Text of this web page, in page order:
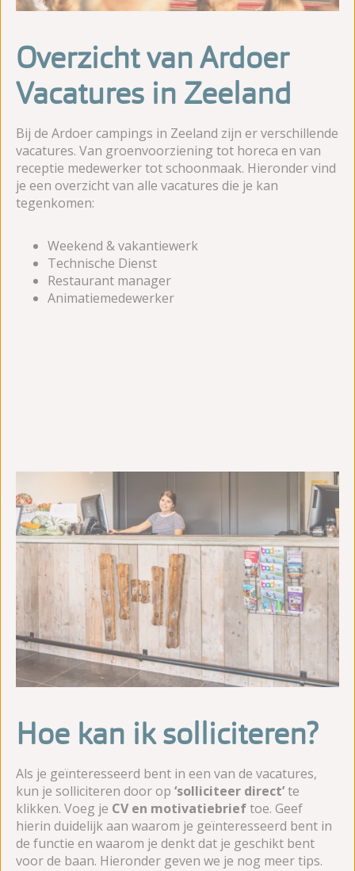
Overzicht van Ardoer
Vacatures in Zeeland
Bij de Ardoer campings in Zeeland zijn er verschillende
vacatures. Van groenvoorziening tot horeca en van
receptie medewerker tot schoonmaak. Hieronder vind
je een overzicht van alle vacatures die je kan
tegenkomen:
Weekend & vakantiewerk
Technische Dienst
Restaurant manager
Animatiemedewerker
Hoe kan ik solliciteren?
Als je geïnteresseerd bent in een van de vacatures,
kun je solliciteren door op ‘solliciteer direct’te
klikken. Voeg je CV en motivatiebrieftoe. Geef
hierin duidelijk aan waarom je geïnteresseerd bent in
de functie en waarom je denkt dat je geschikt bent
voor de baan. Hieronder geven we je nog meer tips.